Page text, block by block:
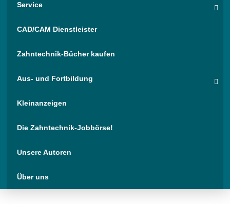
Service
CAD/CAM Dienstleister
Zahntechnik-Bücher kaufen
Aus- und Fortbildung
Kleinanzeigen
Die Zahntechnik-Jobbörse!
Unsere Autoren
Über uns